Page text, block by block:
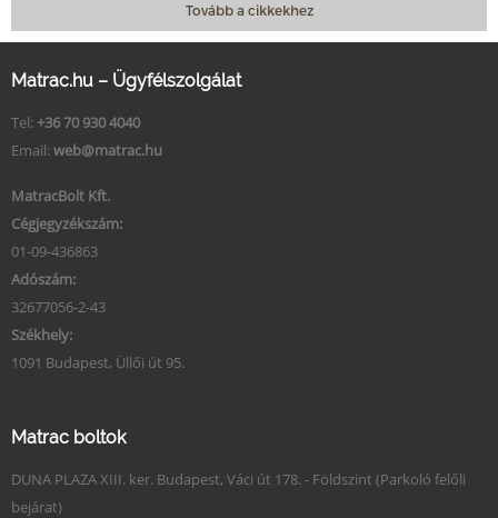
Tovább a cikkekhez
Matrac.hu – Ügyfélszolgálat
Tel: +36 70 930 4040
Email: web@matrac.hu
MatracBolt Kft.
Cégjegyzékszám:
01-09-436863
Adószám:
32677056-2-43
Székhely:
1091 Budapest, Üllői út 95.
Matrac boltok
DUNA PLAZA XIII. ker. Budapest, Váci út 178. - Földszint (Parkoló felőli
bejárat)